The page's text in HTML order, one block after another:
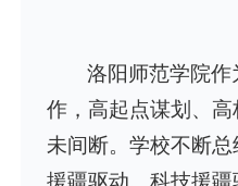
洛阳师范学院
作，高起点谋划、
未间断。学校不断
援疆驱动、科技援